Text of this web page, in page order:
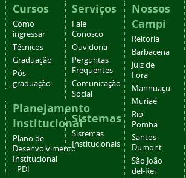
Cursos
Como
ingressar
Técnicos
Graduação
Pós-
graduação
Planejamento
Institucional
Plano de
Desenvolvimento
Institucional
- PDI
Serviços
Fale
Conosco
Ouvidoria
Perguntas
Frequentes
Comunicação
Social
Sistemas
Sistemas
Institucionais
Nossos
Campi
Reitoria
Barbacena
Juiz de
Fora
Manhuaçu
Muriaé
Rio
Pomba
Santos
Dumont
São João
del-Rei